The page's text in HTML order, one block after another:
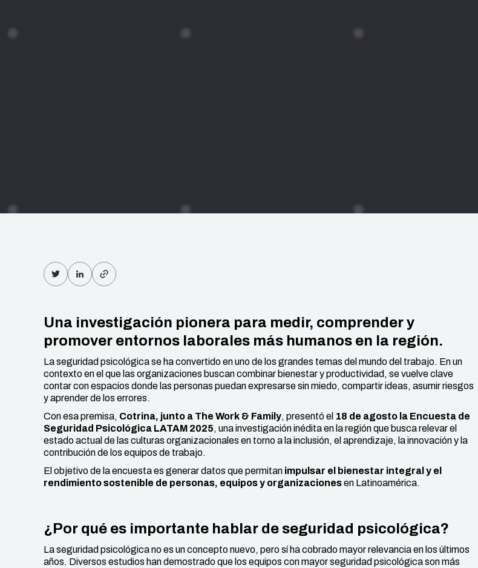
Una investigación pionera para medir, comprender y
promover entornos laborales más humanos en la región.
La seguridad psicológica se ha convertido en uno de los grandes temas del mundo del trabajo. En un
contexto en el que las organizaciones buscan combinar bienestar y productividad, se vuelve clave
contar con espacios donde las personas puedan expresarse sin miedo, compartir ideas, asumir riesgos
y aprender de los errores.
Con esa premisa, Cotrina, junto a The Work & Family, presentó el 18 de agosto la Encuesta de
Seguridad Psicológica LATAM 2025, una investigación inédita en la región que busca relevar el
estado actual de las culturas organizacionales en torno a la inclusión, el aprendizaje, la innovación y la
contribución de los equipos de trabajo.
El objetivo de la encuesta es generar datos que permitan impulsar el bienestar integral y el
rendimiento sostenible de personas, equipos y organizacionesen Latinoamérica.
¿Por qué es importante hablar de seguridad psicológica?
La seguridad psicológica no es un concepto nuevo, pero sí ha cobrado mayor relevancia en los últimos
años. Diversos estudios han demostrado que los equipos con mayor seguridad psicológica son más